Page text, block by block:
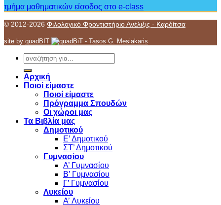
τμήμα μαθηματικών είσοδος στο e-class
© 2012-2026 Φιλολογικό Φροντιστήριο Ανέλιξις - Καρδίτσα
site by quadBIT
Αρχική
Ποιοί είμαστε
Ποιοί είμαστε
Πρόγραμμα Σπουδών
Οι χώροι μας
Τα Βιβλία μας
Δημοτικού
Ε’ Δημοτικού
ΣΤ’ Δημοτικού
Γυμνασίου
Α’ Γυμνασίου
Β’ Γυμνασίου
Γ’ Γυμνασίου
Λυκείου
A’ Λυκείου